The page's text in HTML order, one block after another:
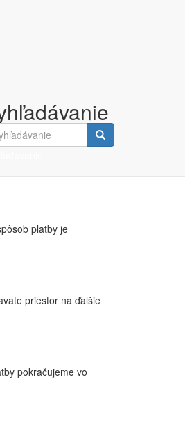
platby je
priestor na ďalšie
pokračujeme vo